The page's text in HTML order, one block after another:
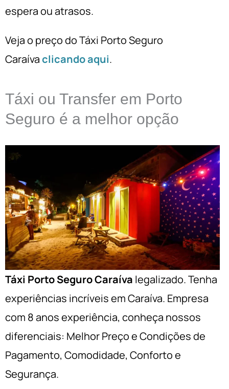
espera ou atrasos.
Veja o preço do Táxi Porto Seguro
Caraívaclicando aqui.
Táxi ou Transfer em Porto
Seguro é a melhor opção
Táxi Porto Seguro Caraíva legalizado. Tenha
experiências incríveis em Caraíva. Empresa
com 8 anos experiência, conheça nossos
diferenciais: Melhor Preço e Condições de
Pagamento, Comodidade, Conforto e
Segurança.